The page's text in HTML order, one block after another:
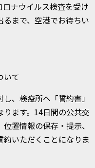
ナウイルス検査を受け
まで、空港でお待ちい
て
、検疫所へ「誓約書」
ます。14日間の公共交
置情報の保存・提示、
いただくことになりま